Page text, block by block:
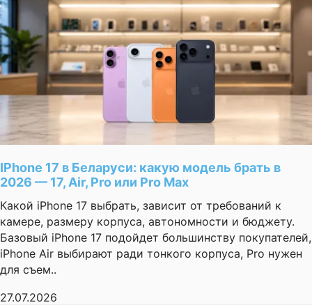
IPhone 17 в Беларуси: какую модель брать в
2026 — 17, Air, Pro или Pro Max
Какой iPhone 17 выбрать, зависит от требований к
камере, размеру корпуса, автономности и бюджету.
Базовый iPhone 17 подойдет большинству покупателей,
iPhone Air выбирают ради тонкого корпуса, Pro нужен
для съем..
27.07.2026